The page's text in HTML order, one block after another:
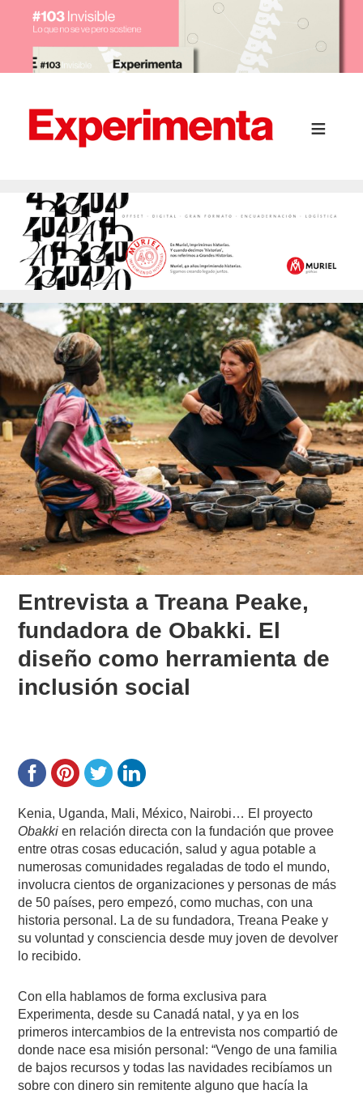
Entrevista a Treana Peake,
fundadora de Obakki. El
diseño como herramienta de
inclusión social
Kenia, Uganda, Mali, México, Nairobi… El proyecto
Obakkien relación directa con la fundación que provee
entre otras cosas educación, salud y agua potable a
numerosas comunidades regaladas de todo el mundo,
involucra cientos de organizaciones y personas de más
de 50 países, pero empezó, como muchas, con una
historia personal. La de su fundadora, Treana Peake y
su voluntad y consciencia desde muy joven de devolver
lo recibido.
Con ella hablamos de forma exclusiva para
Experimenta, desde su Canadá natal, y ya en los
primeros intercambios de la entrevista nos compartió de
donde nace esa misión personal: “Vengo de una familia
de bajos recursos y todas las navidades recibíamos un
sobre con dinero sin remitente alguno que hacía la